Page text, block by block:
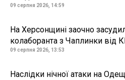
09 серпня 2026, 14:59
На Херсонщині заочно
колаборанта з Чаплинки від
09 серпня 2026, 13:53
Наслідки нічної атаки на